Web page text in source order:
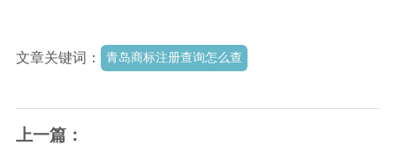
文章关键词： 青岛商标注册查询怎么查
上一篇：